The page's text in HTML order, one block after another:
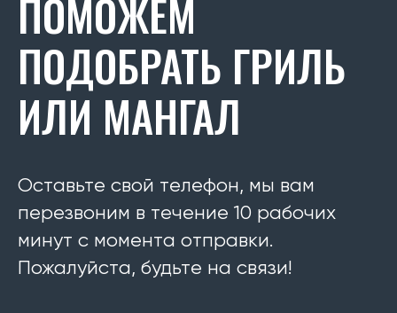
ПОМОЖЕМ
ПОДОБРАТЬ ГРИЛЬ
ИЛИ МАНГАЛ
Оставьте свой телефон, мы вам
перезвоним в течение 10 рабочих
минут с момента отправки.
Пожалуйста, будьте на связи!